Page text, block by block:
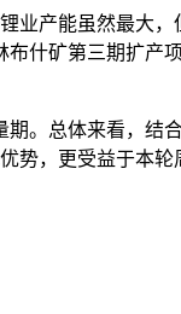
业产能虽然最大
什矿第三期扩产
。总体来看，
势，更受益于本轮